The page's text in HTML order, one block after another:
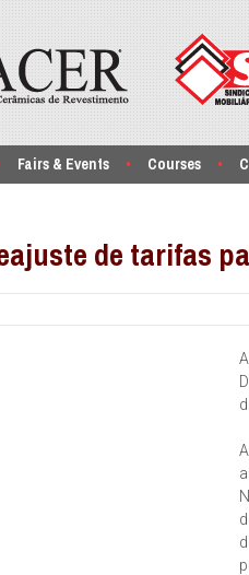
Fairs & Events Courses
de tarifas